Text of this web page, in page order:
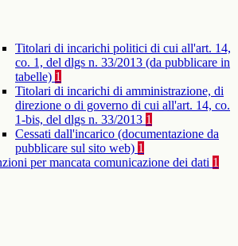
Titolari di incarichi politici di cui all'art. 14,
co. 1, del dlgs n. 33/2013 (da pubblicare in
tabelle) 1
Titolari di incarichi di amministrazione, di
direzione o di governo di cui all'art. 14, co.
1-bis, del dlgs n. 33/2013 1
Cessati dall'incarico (documentazione da
pubblicare sul sito web) 1
per mancata comunicazione dei dati 1